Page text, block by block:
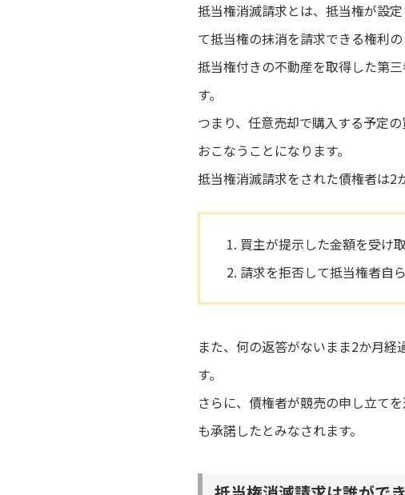
抵当権消滅請求とは、抵当権が設
て抵当権の抹消を請求できる権利の
抵当権付きの不動産を取得した第
す。
つまり、任意売却で購入する予定
おこなうことになります。
抵当権消滅請求をされた債権者は2
買主が提示した金額を受け
請求を拒否して抵当権者自
また、何の返答がないまま2か月
す。
さらに、債権者が競売の申し立て
も承諾したとみなされます。